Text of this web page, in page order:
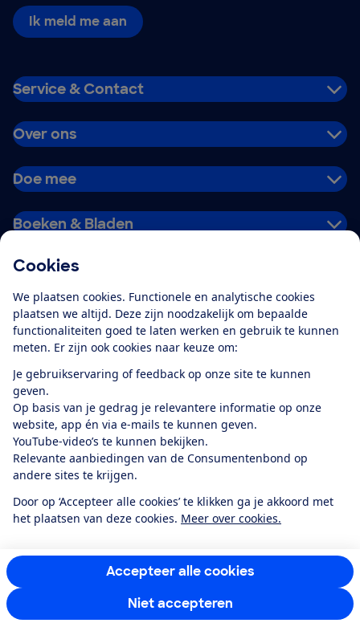
Cookies
We plaatsen cookies. Functionele en analytische cookies
plaatsen we altijd. Deze zijn noodzakelijk om bepaalde
functionaliteiten goed te laten werken en gebruik te kunnen
meten. Er zijn ook cookies naar keuze om:
Je gebruikservaring of feedback op onze site te kunnen
geven.
Op basis van je gedrag je relevantere informatie op onze
website, app én via e-mails te kunnen geven.
YouTube-video’s te kunnen bekijken.
Relevante aanbiedingen van de Consumentenbond op
andere sites te krijgen.
Door op ‘Accepteer alle cookies’ te klikken ga je akkoord met
het plaatsen van deze cookies. Meer over cookies.
Accepteer alle cookies
Niet accepteren
Ik meld me aan
Service & Contact
Over ons
Doe mee
Boeken & Bladen
Alles over de
app
Algemene Voorwaarden
Privacyverklaring
Cookiebeleid
Privacyvoorkeuren
Toegankelijkheid
RSS-feed nieuws
Facebook
TwitterInstagram
YoutubeLinkedIn
12.901consumentenbeoordelen de Consumentenbondmet gemiddeld